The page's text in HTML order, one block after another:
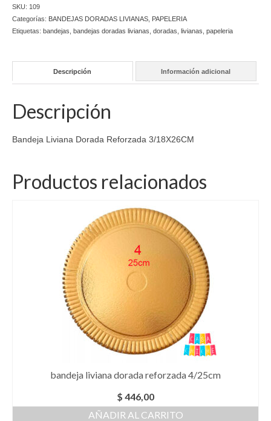
SKU: 109
Categorías: BANDEJAS DORADAS LIVIANAS PAPELERIA
Etiquetas: bandejas bandejas doradas livianas doradas livianas papeleria
Descripción Información adicional
Descripción
Bandeja Liviana Dorada Reforzada 3/18X26CM
Productos relacionados
bandeja liviana dorada reforzada 4/25cm
$ 446,00
AÑADIR AL CARRITO